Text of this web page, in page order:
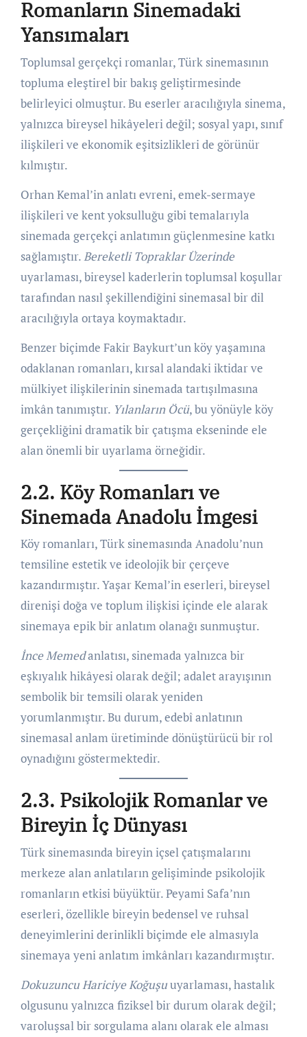
Romanların Sinemadaki
Yansımaları
Toplumsal gerçekçi romanlar, Türk sinemasının
topluma eleştirel bir bakış geliştirmesinde
belirleyici olmuştur. Bu eserler aracılığıyla sinema,
yalnızca bireysel hikâyeleri değil; sosyal yapı, sınıf
ilişkileri ve ekonomik eşitsizlikleri de görünür
kılmıştır.
Orhan Kemal’in anlatı evreni, emek-sermaye
ilişkileri ve kent yoksulluğu gibi temalarıyla
sinemada gerçekçi anlatımın güçlenmesine katkı
sağlamıştır. Bereketli Topraklar Üzerinde
uyarlaması, bireysel kaderlerin toplumsal koşullar
tarafından nasıl şekillendiğini sinemasal bir dil
aracılığıyla ortaya koymaktadır.
Benzer biçimde Fakir Baykurt’un köy yaşamına
odaklanan romanları, kırsal alandaki iktidar ve
mülkiyet ilişkilerinin sinemada tartışılmasına
imkân tanımıştır. Yılanların Öcü, bu yönüyle köy
gerçekliğini dramatik bir çatışma ekseninde ele
alan önemli bir uyarlama örneğidir.
2.2. Köy Romanları ve
Sinemada Anadolu İmgesi
Köy romanları, Türk sinemasında Anadolu’nun
temsiline estetik ve ideolojik bir çerçeve
kazandırmıştır. Yaşar Kemal’in eserleri, bireysel
direnişi doğa ve toplum ilişkisi içinde ele alarak
sinemaya epik bir anlatım olanağı sunmuştur.
İnce Memedanlatısı, sinemada yalnızca bir
eşkıyalık hikâyesi olarak değil; adalet arayışının
sembolik bir temsili olarak yeniden
yorumlanmıştır. Bu durum, edebî anlatının
sinemasal anlam üretiminde dönüştürücü bir rol
oynadığını göstermektedir.
2.3. Psikolojik Romanlar ve
Bireyin İç Dünyası
Türk sinemasında bireyin içsel çatışmalarını
merkeze alan anlatıların gelişiminde psikolojik
romanların etkisi büyüktür. Peyami Safa’nın
eserleri, özellikle bireyin bedensel ve ruhsal
deneyimlerini derinlikli biçimde ele almasıyla
sinemaya yeni anlatım imkânları kazandırmıştır.
Dokuzuncu Hariciye Koğuşuuyarlaması, hastalık
olgusunu yalnızca fiziksel bir durum olarak değil;
varoluşsal bir sorgulama alanı olarak ele alması